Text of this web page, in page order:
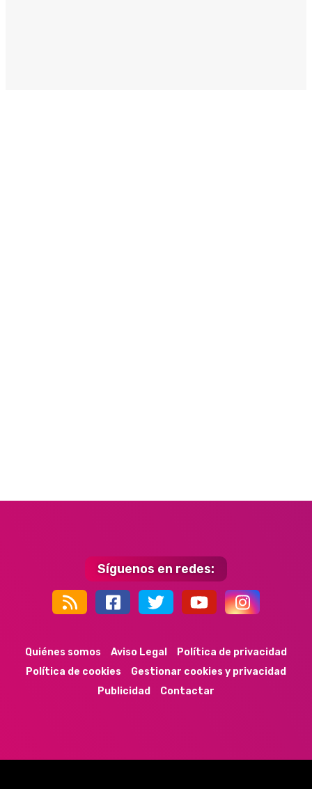
Síguenos en redes:
44k 9k 35k 352
Quiénes somos Aviso Legal
Política de privacidad
Política de cookies
Gestionar cookies y privacidad
Publicidad
Contactar